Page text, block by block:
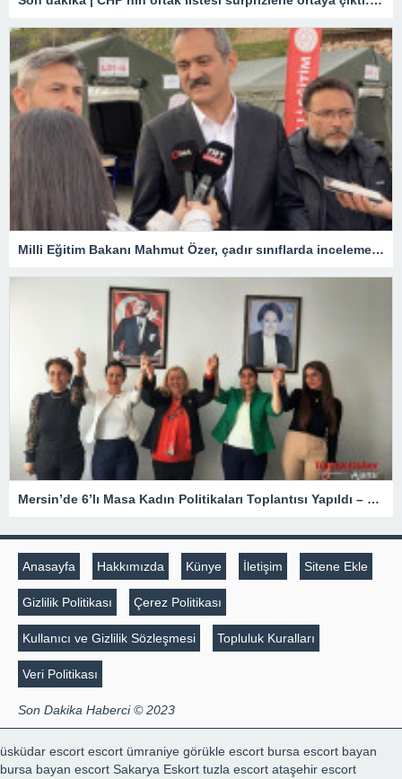
Milli Eğitim Bakanı Mahmut Özer, çadır sınıflarda incelemelerde bulundu
Mersin’de 6’lı Masa Kadın Politikaları Toplantısı Yapıldı – Siyaset
Anasayfa Hakkımızda Künye İletişim Sitene Ekle
Gizlilik Politikası Çerez Politikası
Kullanıcı ve Gizlilik Sözleşmesi Topluluk Kuralları
Veri Politikası
Son Dakika Haberci © 2023
üsküdar escort escort ümraniye görükle escort bursa escort bayan
bursa bayan escort Sakarya Eskort tuzla escort ataşehir escort